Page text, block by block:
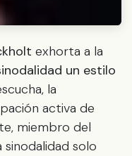
exhorta a la
un estilo
la
activa de
miembro del
sinodalidad solo